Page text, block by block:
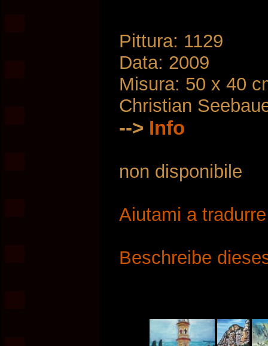
Pittura: 1129
Data: 2009
Misura: 50 x 40
Christian
--> Info
non disponibile
Aiutami a
Beschreibe